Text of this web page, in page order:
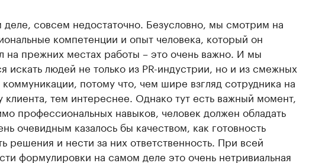
совсем недостаточно. Безусловно, мы смотрим на
компетенции и опыт человека, который он
на прежних местах работы – это очень важно. И мы
искать людей не только из PR-индустрии, но и из смежных
коммуникации, потому что, чем шире взгляд сотрудника на
клиента, тем интереснее. Однако тут есть важный момент,
профессиональных навыков, человек должен обладать
очевидным казалось бы качеством, как готовность
решения и нести за них ответственность. При всей
формулировки на самом деле это очень нетривиальная